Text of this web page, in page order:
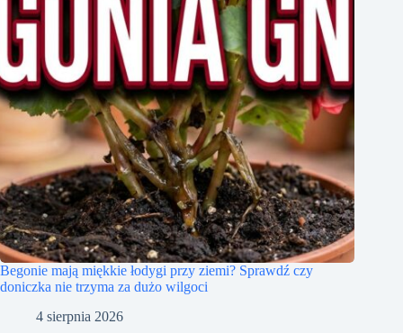
Begonie mają miękkie łodygi przy ziemi? Sprawdź czy
doniczka nie trzyma za dużo wilgoci
4 sierpnia 2026